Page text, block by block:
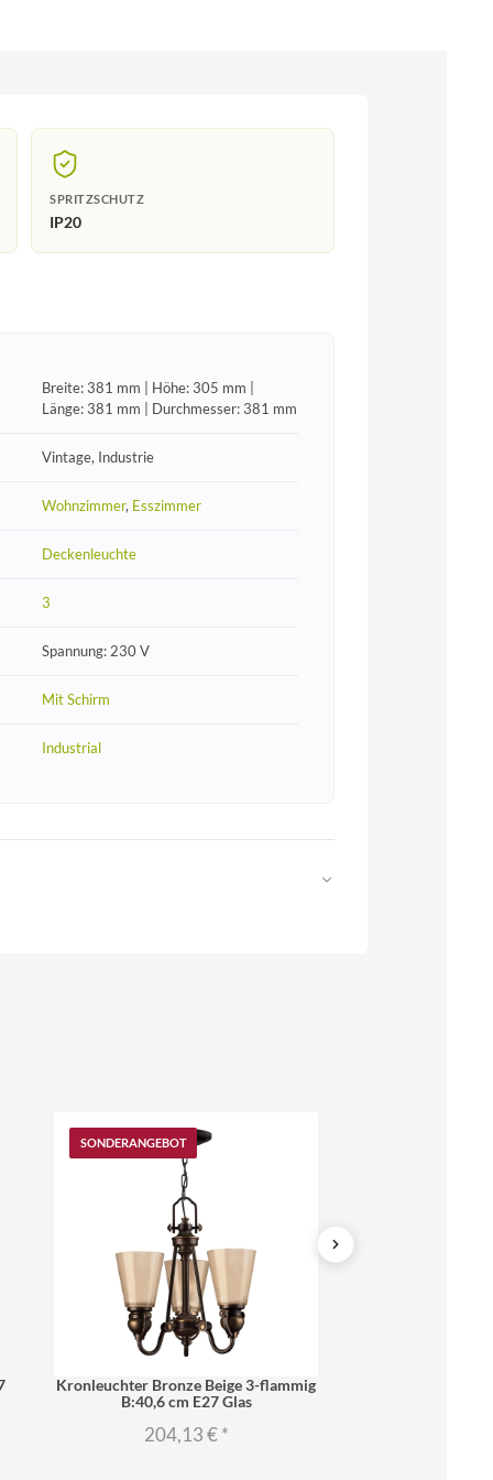
SPRITZSCHUTZ
IP20
Breite: 381 mm | Höhe: 305 mm |
Länge: 381 mm | Durchmesser: 381 mm
Vintage, Industrie
Wohnzimmer, Esszimmer
Deckenleuchte
3
Spannung: 230 V
Mit Schirm
Industrial
SONDERANGEBOT
Kronleuchter Bronze Beige 3-flammig
B:40,6 cm E27 Glas
204,13 €*